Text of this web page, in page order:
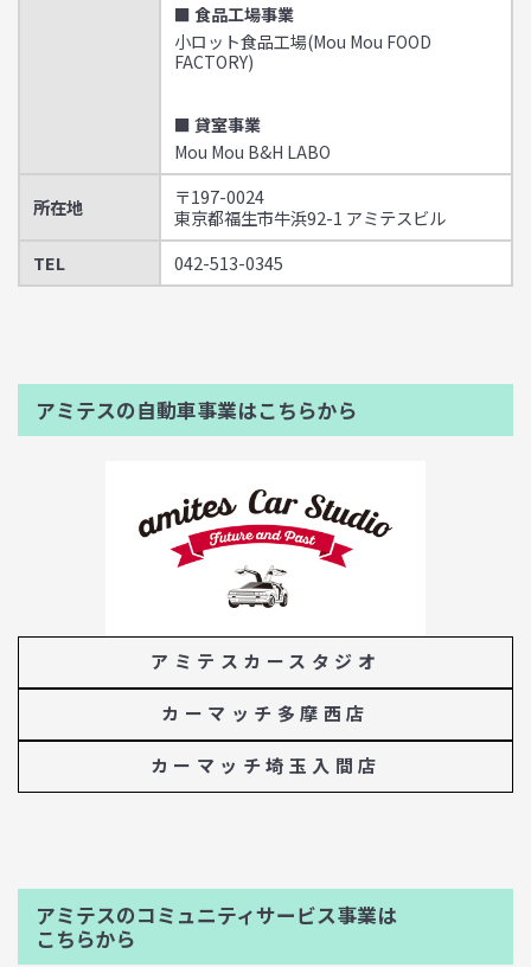
■ 食品工場事業
小ロット食品工場(Mou Mou FOOD
FACTORY)
■ 貸室事業
Mou Mou B&H LABO
所在地
〒197-0024
東京都福生市牛浜92-1 アミテスビル
TEL
042-513-0345
アミテスの自動車事業はこちらから
アミテスカースタジオ
カーマッチ多摩西店
カーマッチ埼玉入間店
アミテスのコミュニティサービス事業は
こちらから